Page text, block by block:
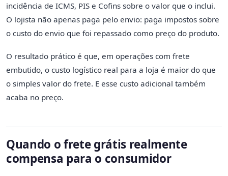
incidência de ICMS, PIS e Cofins sobre o valor que o inclui.
O lojista não apenas paga pelo envio: paga impostos sobre
o custo do envio que foi repassado como preço do produto.
O resultado prático é que, em operações com frete
embutido, o custo logístico real para a loja é maior do que
o simples valor do frete. E esse custo adicional também
acaba no preço.
Quando o frete grátis realmente
compensa para o consumidor